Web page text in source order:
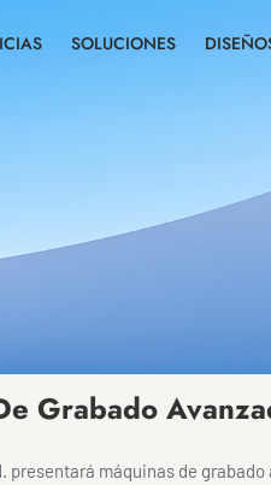
SOLUCIONES
Grabado
máquinas de grabado